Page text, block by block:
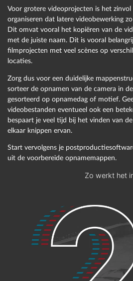
Voor grotere videoprojecten is het
organiseren dat latere videobewerking
Dit omvat vooral het kopiëren van de
met de juiste naam. Dit is vooral
filmprojecten met veel scènes op
locaties.
Zorg dus voor een duidelijke
sorteer de opnamen van de camera in
gesorteerd op opnamedag of motief.
videobestanden eventueel ook een
bespaart je veel tijd bij het vinden van
elkaar knippen ervan.
Start vervolgens je
uit de voorbereide opnamemappen.
Zo werkt het
Zo werkt het in Video deluxe:
In dit artikel gebruiken we MAGIX
postproductiesoftware. Maar met een